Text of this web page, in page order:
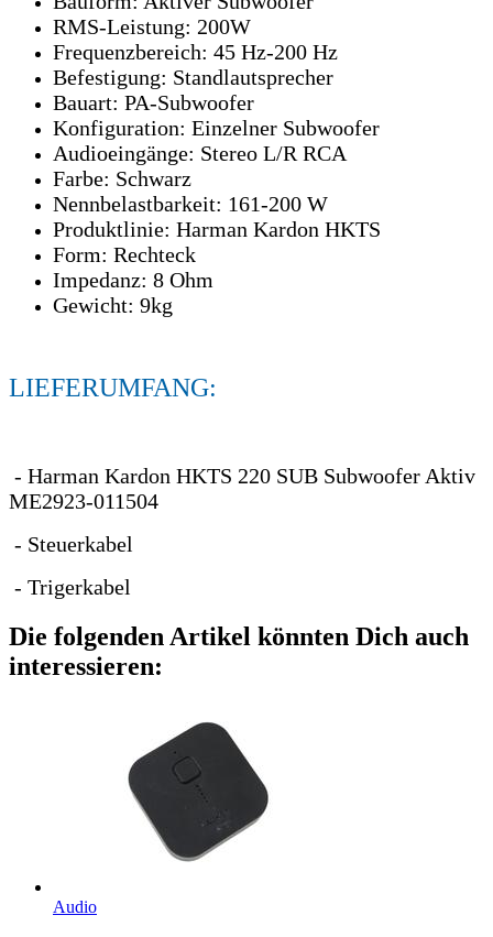
RMS-Leistung: 200W
Frequenzbereich: 45 Hz-200 Hz
Befestigung: Standlautsprecher
Bauart: PA-Subwoofer
Konfiguration: Einzelner Subwoofer
Audioeingänge: Stereo L/R RCA
Farbe: Schwarz
Nennbelastbarkeit: 161-200 W
Produktlinie: Harman Kardon HKTS
Form: Rechteck
Impedanz: 8 Ohm
Gewicht: 9kg
LIEFERUMFANG:
- Harman Kardon HKTS 220 SUB Subwoofer Aktiv
ME2923-011504
- Steuerkabel
- Trigerkabel
Die folgenden Artikel könnten Dich auch
interessieren:
Audio